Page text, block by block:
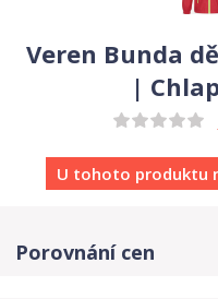
Veren Bunda
|
U tohoto produktu
Porovnání cen